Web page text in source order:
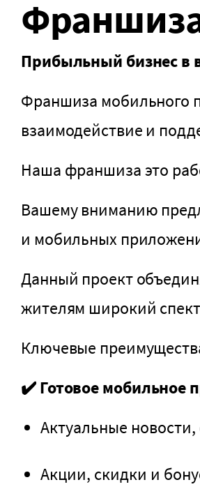
Выставочное
Детская комната
Прибыльный бизнес в
Франшиза мобильного
взаимодействие и
Наша франшиза это
Вашему вниманию
и мобильных
Данный проект
жителям широкий
Ключевые
✔️Готовое мобильное
Актуальные
Акции, скидки и